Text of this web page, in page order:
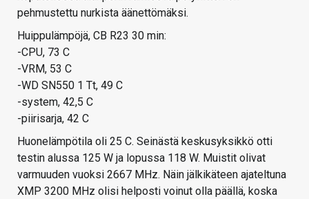
pehmustettu nurkista äänettömäksi.
Huippulämpöjä, CB R23 30 min:
-CPU, 73 C
-VRM, 53 C
-WD SN550 1 Tt, 49 C
-system, 42,5 C
-piirisarja, 42 C
Huonelämpötila oli 25 C. Seinästä keskusyksikkö otti
testin alussa 125 W ja lopussa 118 W. Muistit olivat
varmuuden vuoksi 2667 MHz. Näin jälkikäteen ajateltuna
XMP 3200 MHz olisi helposti voinut olla päällä, koska